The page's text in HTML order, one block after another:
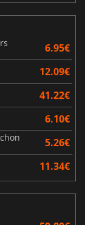
6.95€
12.09€
41.22€
6.10€
5.26€
11.34€